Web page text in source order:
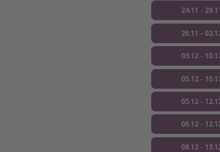
24.11 -
26.11 -
03.12 -
05.12 -
05.12 -
06.12 -
08.12 -